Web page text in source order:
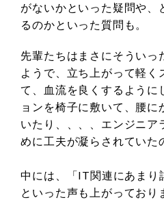
がないかといった疑問や、
るのかといった質問も。
先輩たちはまさにそういっ
ようで、立ち上がって軽く
て、血流を良くするように
ョンを椅子に敷いて、腰に
いたり、、、、エンジニア
めに工夫が凝らされていた
中には、「IT関連にあまり
といった声も上がってお